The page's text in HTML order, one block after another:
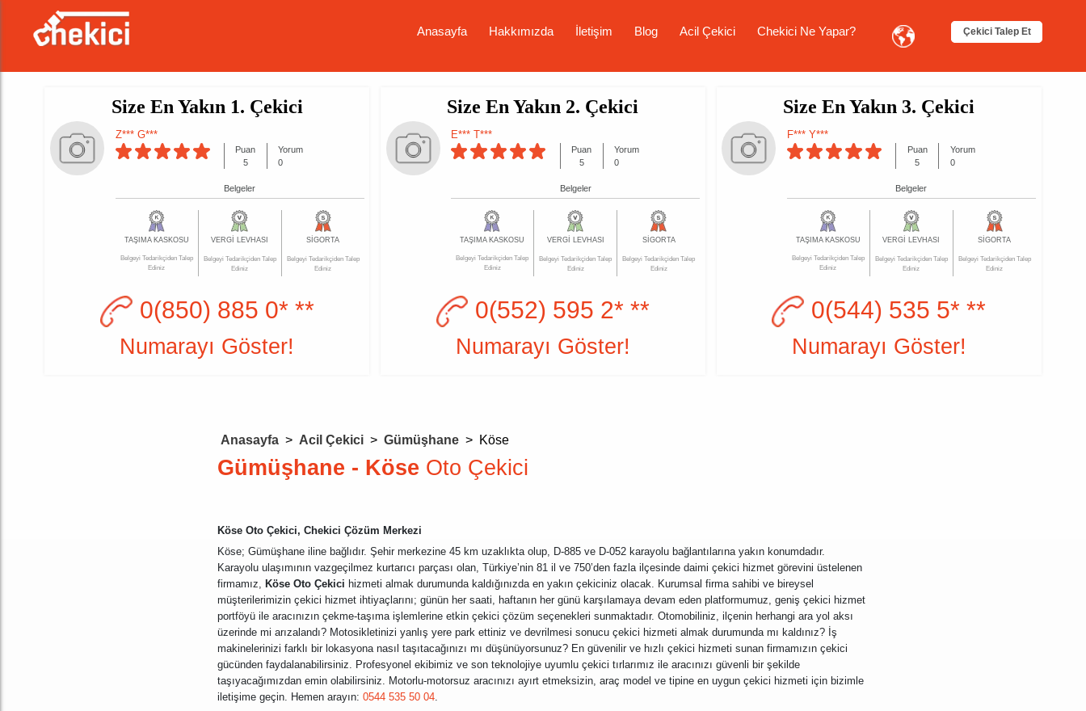
Anasayfa Hakkımızda İletişim Blog Acil Çekici Chekici Ne Yapar? Çekici Talep Et
Size En Yakın 1. Çekici
Z*** G***
Puan
5
Yorum
0
Belgeler
TAŞIMA KASKOSU
Belgeyi Tedarikçiden Talep
Ediniz
VERGİ LEVHASI
Belgeyi Tedarikçiden Talep
Ediniz
SİGORTA
Belgeyi Tedarikçiden Talep
Ediniz
0(850) 885 0* **
Numarayı Göster!
Size En Yakın 2. Çekici
E*** T***
Puan
5
Yorum
0
Belgeler
TAŞIMA KASKOSU
Belgeyi Tedarikçiden Talep
Ediniz
VERGİ LEVHASI
Belgeyi Tedarikçiden Talep
Ediniz
SİGORTA
Belgeyi Tedarikçiden Talep
Ediniz
0(552) 595 2* **
Numarayı Göster!
Size En Yakın 3. Çekici
F*** Y***
Puan
5
Yorum
0
Belgeler
TAŞIMA KASKOSU
Belgeyi Tedarikçiden Talep
Ediniz
VERGİ LEVHASI
Belgeyi Tedarikçiden Talep
Ediniz
SİGORTA
Belgeyi Tedarikçiden Talep
Ediniz
0(544) 535 5* **
Numarayı Göster!
Anasayfa > Acil Çekici > Gümüşhane > Köse
Gümüşhane - Köse Oto Çekici
Köse Oto Çekici, Chekici Çözüm Merkezi
Köse; Gümüşhane iline bağlıdır. Şehir merkezine 45 km uzaklıkta olup, D-885 ve D-052 karayolu bağlantılarına yakın konumdadır.
Karayolu ulaşımının vazgeçilmez kurtarıcı parçası olan, Türkiye’nin 81 il ve 750’den fazla ilçesinde daimi çekici hizmet görevini üstelenen
firmamız, Köse Oto Çekici hizmeti almak durumunda kaldığınızda en yakın çekiciniz olacak. Kurumsal firma sahibi ve bireysel
müşterilerimizin çekici hizmet ihtiyaçlarını; günün her saati, haftanın her günü karşılamaya devam eden platformumuz, geniş çekici hizmet
portföyü ile aracınızın çekme-taşıma işlemlerine etkin çekici çözüm seçenekleri sunmaktadır. Otomobiliniz, ilçenin herhangi ara yol aksı
üzerinde mi arızalandı? Motosikletinizi yanlış yere park ettiniz ve devrilmesi sonucu çekici hizmeti almak durumunda mı kaldınız? İş
makinelerinizi farklı bir lokasyona nasıl taşıtacağınızı mı düşünüyorsunuz? En güvenilir ve hızlı çekici hizmeti sunan firmamızın çekici
gücünden faydalanabilirsiniz. Profesyonel ekibimiz ve son teknolojiye uyumlu çekici tırlarımız ile aracınızı güvenli bir şekilde
taşıyacağımızdan emin olabilirsiniz. Motorlu-motorsuz aracınızı ayırt etmeksizin, araç model ve tipine en uygun çekici hizmeti için bizimle
iletişime geçin. Hemen arayın: 0544 535 50 04.